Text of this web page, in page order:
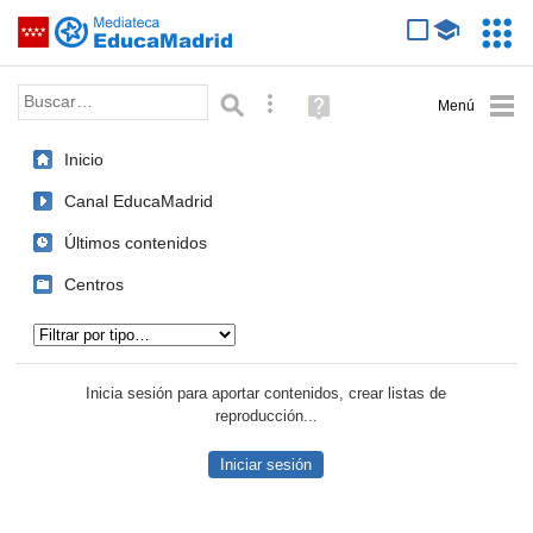
Saltar navegación
Palabra o frase: Búsqueda avanzada
Ayuda
(en
Inicio
Canal EducaMadrid
Últimos contenidos
Centros
Inicia sesión para aportar contenidos, crear listas de
reproducción...
Iniciar sesión